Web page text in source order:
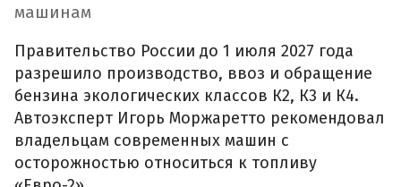
машинам
Правительство России до 1 июля 2027 года
разрешило производство, ввоз и обращение
бензина экологических классов К2, К3 и К4.
Автоэксперт Игорь Моржаретто рекомендовал
владельцам современных машин с
осторожностью относиться к топливу